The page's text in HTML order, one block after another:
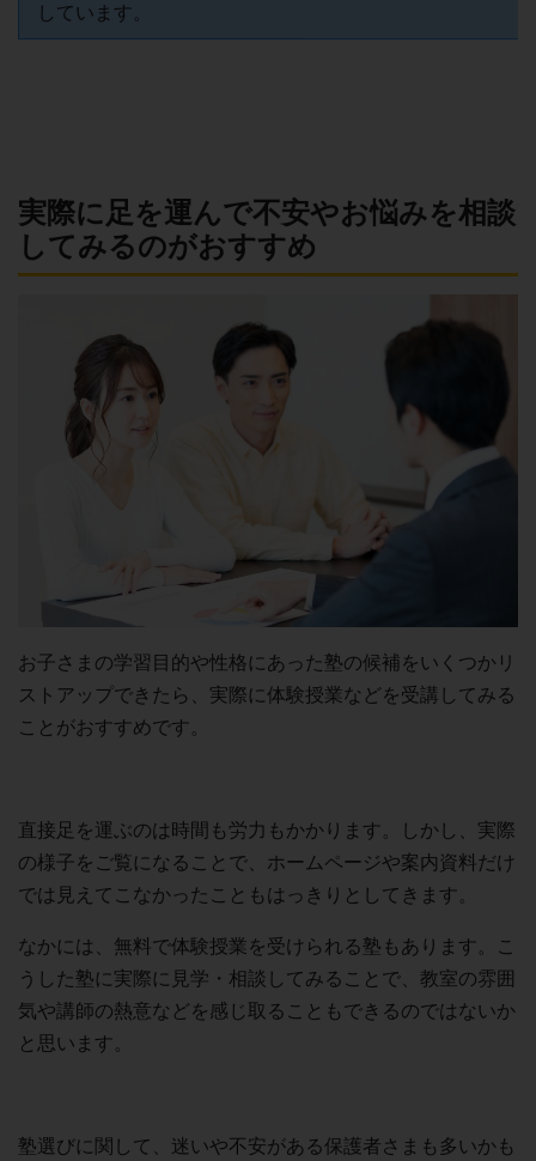
しています。
実際に足を運んで不安やお悩みを相談
してみるのがおすすめ
お子さまの学習目的や性格にあった塾の候補をいくつかリ
ストアップできたら、実際に体験授業などを受講してみる
ことがおすすめです。
直接足を運ぶのは時間も労力もかかります。しかし、実際
の様子をご覧になることで、ホームページや案内資料だけ
では見えてこなかったこともはっきりとしてきます。
なかには、無料で体験授業を受けられる塾もあります。こ
うした塾に実際に見学・相談してみることで、教室の雰囲
気や講師の熱意などを感じ取ることもできるのではないか
と思います。
塾選びに関して、迷いや不安がある保護者さまも多いかも